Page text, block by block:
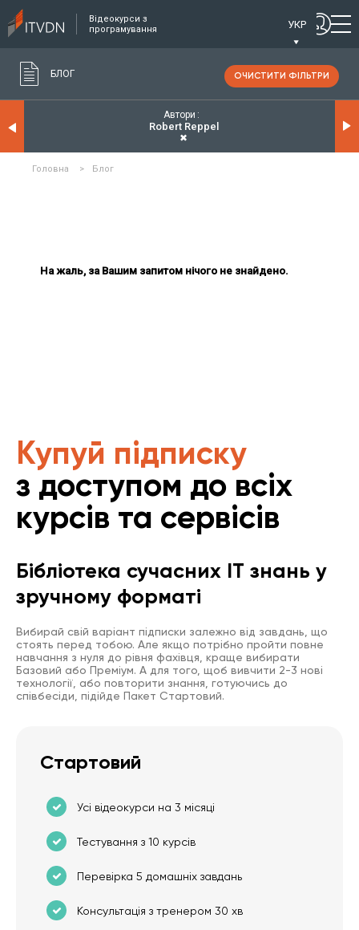
Відеокурси з
програмування
УКР
БЛОГ ОЧИСТИТИ ФІЛЬТРИ
Автори
Robert Reppel
✖
Головна > Блог
На жаль, за Вашим запитом нічого не знайдено.
Купуй підписку
з доступом до всіх
курсів та сервісів
Бібліотека сучасних IT знань у
зручному форматі
Вибирай свій варіант підписки залежно від завдань, що
стоять перед тобою. Але якщо потрібно пройти повне
навчання з нуля до рівня фахівця, краще вибирати
Базовий або Преміум. А для того, щоб вивчити 2-3 нові
технології, або повторити знання, готуючись до
співбесіди, підійде Пакет Стартовий.
Стартовий
Усі відеокурси на 3 місяці
Тестування з 10 курсів
Перевірка 5 домашніх завдань
Консультація з тренером 30 хв